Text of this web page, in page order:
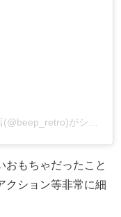
おもちゃだったこと
クション等非常に細